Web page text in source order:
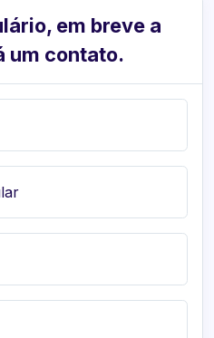
em breve a
um contato.